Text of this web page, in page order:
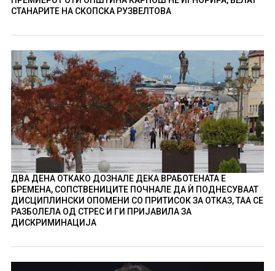
СТАНАРИТЕ НА СКОПСКА РУЗВЕЛТОВА
ДВА ДЕНА ОТКАКО ДОЗНАЛЕ ДЕКА ВРАБОТЕНАТА Е
БРЕМЕНА, СОПСТВЕНИЦИТЕ ПОЧНАЛЕ ДА Ѝ ПОДНЕСУВААТ
ДИСЦИПЛИНСКИ ОПОМЕНИ СО ПРИТИСОК ЗА ОТКАЗ, ТАА СЕ
РАЗБОЛЕЛА ОД СТРЕС И ГИ ПРИЈАВИЛА ЗА
ДИСКРИМИНАЦИЈА